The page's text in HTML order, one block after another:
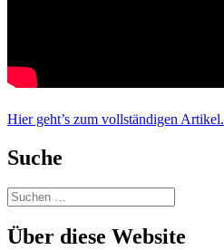
Hier geht’s zum vollständigen Artikel.
Suche
Suchen
nach:
Über diese Website